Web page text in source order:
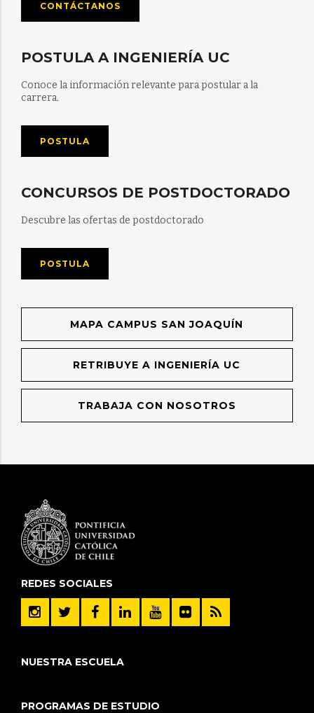
CONTÁCTANOS
POSTULA A INGENIERÍA UC
Conoce la información relevante para postular a la
carrera.
POSTULA
CONCURSOS DE POSTDOCTORADO
Descubre las ofertas de postdoctorado
POSTULA
MAPA CAMPUS SAN JOAQUÍN
RETRIBUYE A INGENIERÍA UC
TRABAJA CON NOSOTROS
REDES SOCIALES
NUESTRA ESCUELA
PROGRAMAS DE ESTUDIO